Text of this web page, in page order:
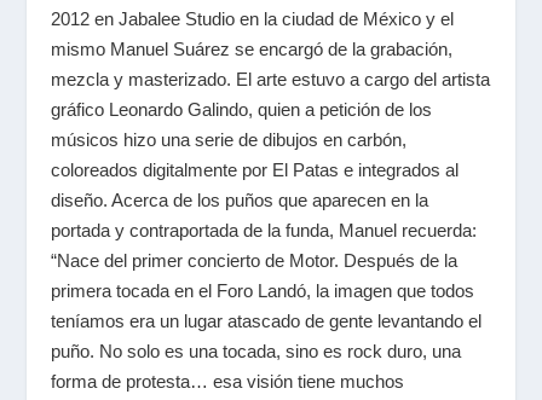
2012 en Jabalee Studio en la ciudad de México y el
mismo Manuel Suárez se encargó de la grabación,
mezcla y masterizado. El arte estuvo a cargo del artista
gráfico Leonardo Galindo, quien a petición de los
músicos hizo una serie de dibujos en carbón,
coloreados digitalmente por El Patas e integrados al
diseño. Acerca de los puños que aparecen en la
portada y contraportada de la funda, Manuel recuerda:
“Nace del primer concierto de Motor. Después de la
primera tocada en el Foro Landó, la imagen que todos
teníamos era un lugar atascado de gente levantando el
puño. No solo es una tocada, sino es rock duro, una
forma de protesta… esa visión tiene muchos